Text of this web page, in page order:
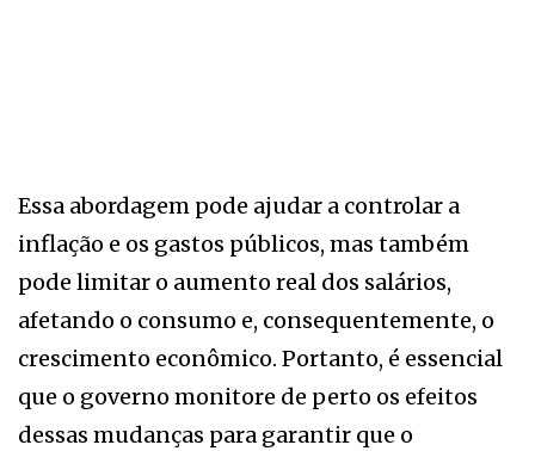
Essa abordagem pode ajudar a controlar a
inflação e os gastos públicos, mas também
pode limitar o aumento real dos salários,
afetando o consumo e, consequentemente, o
crescimento econômico. Portanto, é essencial
que o governo monitore de perto os efeitos
dessas mudanças para garantir que o